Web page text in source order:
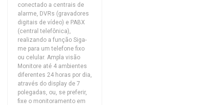
conectado a centrais de
alarme, DVRs (gravadores
digitais de vídeo) e PABX
(central telefônica),
realizando a função Siga-
me para um telefone fixo
ou celular. Ampla visão
Monitore até 4 ambientes
diferentes 24 horas por dia,
através do display de 7
polegadas, ou, se preferir,
fixe o monitoramento em